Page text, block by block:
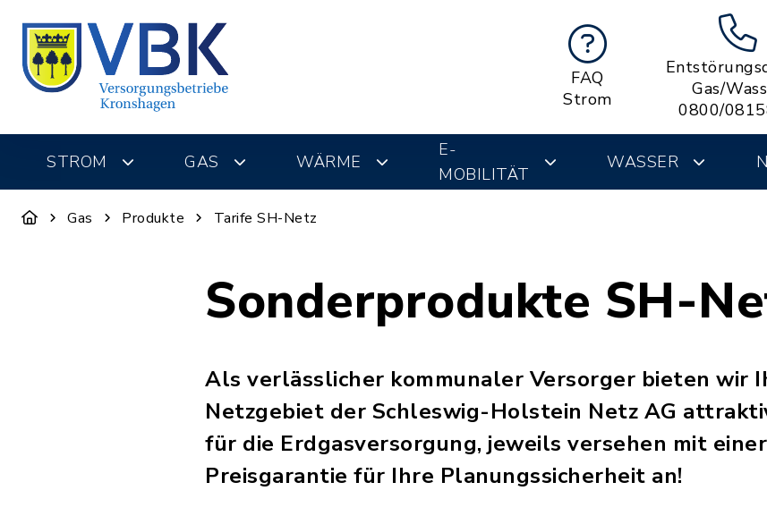
FAQ
Strom
Gas/
0800/
STROM GAS WÄRME
E-
MOBILITÄT
WASSER
Gas Produkte Tarife SH-Netz
Sonderprodukte SH-
Als verlässlicher kommunaler Versorger bieten wir
Netzgebiet der Schleswig-Holstein Netz AG
für die Erdgasversorgung, jeweils versehen mit
Preisgarantie für Ihre Planungssicherheit an!